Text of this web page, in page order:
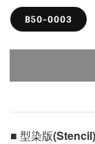
B50-0003
■ 型染版